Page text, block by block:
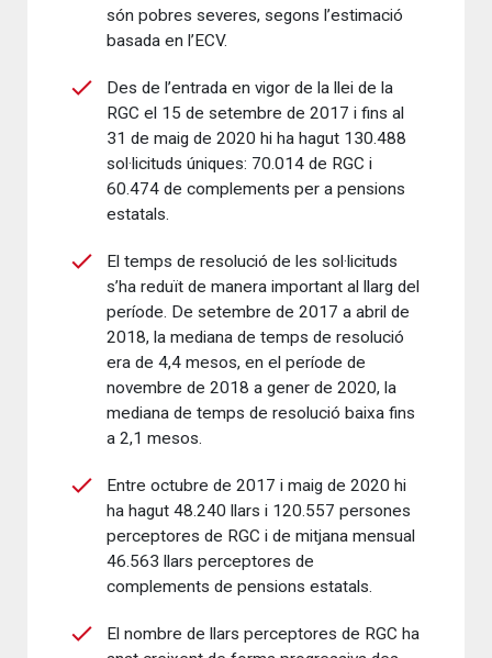
són pobres severes, segons l’estimació
basada en l’ECV.
Des de l’entrada en vigor de la llei de la
RGC el 15 de setembre de 2017 i fins al
31 de maig de 2020 hi ha hagut 130.488
sol·licituds úniques: 70.014 de RGC i
60.474 de complements per a pensions
estatals.
El temps de resolució de les sol·licituds
s’ha reduït de manera important al llarg del
període. De setembre de 2017 a abril de
2018, la mediana de temps de resolució
era de 4,4 mesos, en el període de
novembre de 2018 a gener de 2020, la
mediana de temps de resolució baixa fins
a 2,1 mesos.
Entre octubre de 2017 i maig de 2020 hi
ha hagut 48.240 llars i 120.557 persones
perceptores de RGC i de mitjana mensual
46.563 llars perceptores de
complements de pensions estatals.
El nombre de llars perceptores de RGC ha